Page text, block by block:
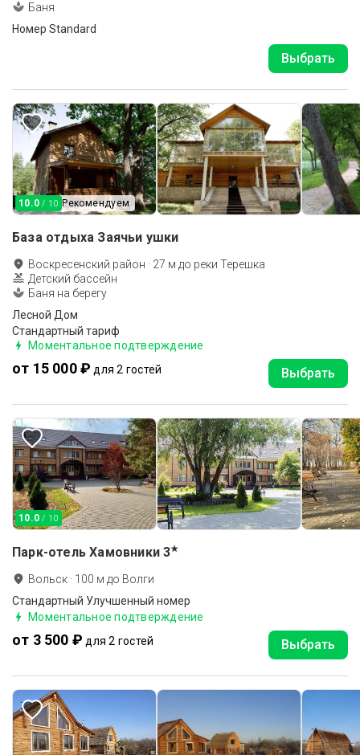
Баня
Номер Standard
Выбрать
10.0 / 10 Рекомендуем
База отдыха Заячьи ушки
Воскресенский район · 27 м до реки Терешка
Детский бассейн
Баня на берегу
Лесной Дом
Стандартный тариф
Моментальное подтверждение
от 15 000 ₽ для 2 гостей Выбрать
10.0 / 10
Парк-отель Хамовники 3★
Вольск · 100 м до Волги
Стандартный Улучшенный номер
Моментальное подтверждение
от 3 500 ₽ для 2 гостей Выбрать